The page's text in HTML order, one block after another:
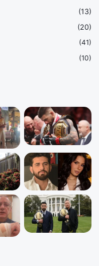
(13)
(20)
(41)
(10)